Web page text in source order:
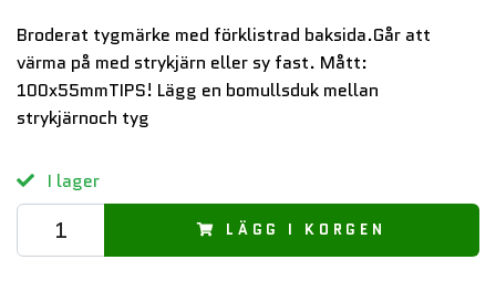
Broderat tygmärke med förklistrad baksida.Går att
värma på med strykjärn eller sy fast. Mått:
100x55mmTIPS! Lägg en bomullsduk mellan
strykjärnoch tyg
I lager
LÄGG I KORGEN